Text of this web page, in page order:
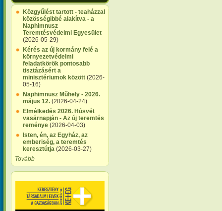
Közgyűlést tartott - teaházzal
közösségibbé alakítva - a
Naphimnusz
Teremtésvédelmi Egyesület
(2026-05-29)
Kérés az új kormány felé a
környezetvédelmi
feladatkörök pontosabb
tisztázásért a
minisztériumok között (2026-
05-16)
Naphimnusz Műhely - 2026.
május 12. (2026-04-24)
Elmélkedés 2026. Húsvét
vasárnapján - Az új teremtés
reménye (2026-04-03)
Isten, én, az Egyház, az
emberiség, a teremtés
keresztútja (2026-03-27)
Tovább